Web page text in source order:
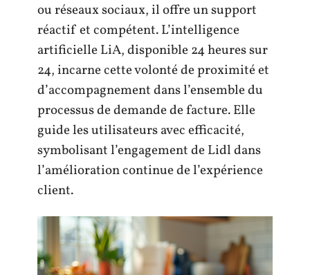
ou réseaux sociaux, il offre un support
réactif et compétent. L’intelligence
artificielle LiA, disponible 24 heures sur
24, incarne cette volonté de proximité et
d’accompagnement dans l’ensemble du
processus de demande de facture. Elle
guide les utilisateurs avec efficacité,
symbolisant l’engagement de Lidl dans
l’amélioration continue de l’expérience
client.